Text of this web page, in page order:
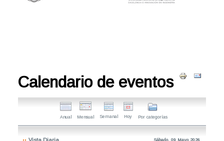
Calendario de eventos
Anual Mensual Semanal Hoy Por categorías
Sábado, 09 Mayo 2026